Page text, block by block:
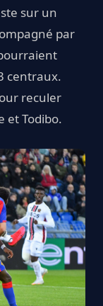
sur un
par
centraux.
reculer
et Todibo.